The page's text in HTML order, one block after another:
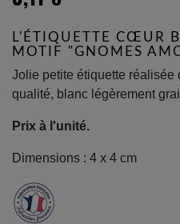
L'ÉTIQUETTE CŒUR
MOTIF "GNOMES
Jolie petite étiquette réalisée
qualité, blanc légèrement
Prix à l'unité.
Dimensions : 4 x 4 cm